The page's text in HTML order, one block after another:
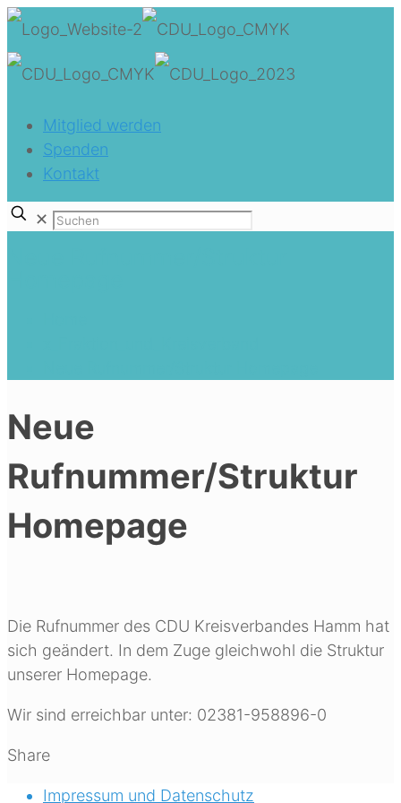
Mitglied werden
Spenden
Kontakt
✕
Neue
Rufnummer/Struktur
Homepage
Die Rufnummer des CDU Kreisverbandes Hamm hat
sich geändert. In dem Zuge gleichwohl die Struktur
unserer Homepage.
Wir sind erreichbar unter: 02381-958896-0
Share
Impressum und Datenschutz